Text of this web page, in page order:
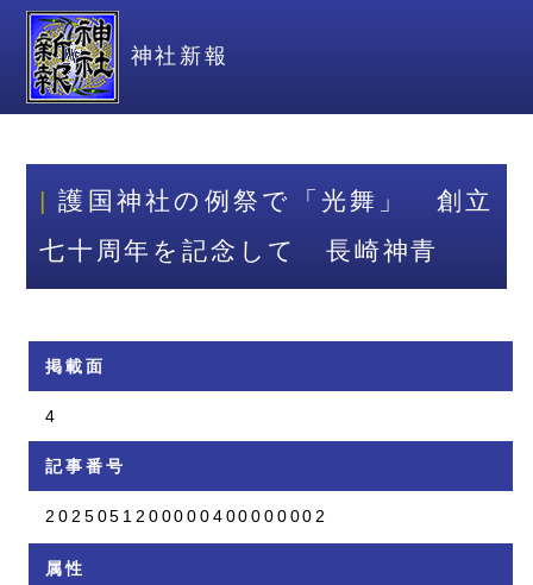
神社新報
護国神社の例祭で「光舞」 創立
七十周年を記念して 長崎神青
掲載面
4
記事番号
2025051200000400000002
属性